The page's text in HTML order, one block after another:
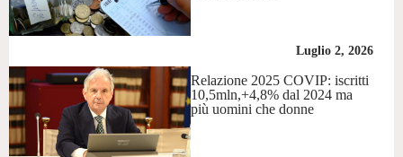
Luglio 2, 2026
Relazione 2025 COVIP: iscritti
10,5mln,+4,8% dal 2024 ma
più uomini che donne